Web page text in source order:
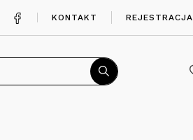
KONTAKT REJESTRACJA